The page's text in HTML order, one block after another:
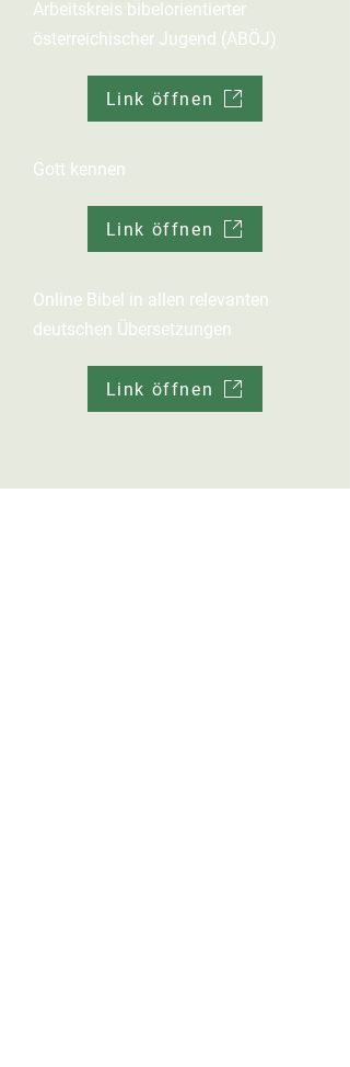
Arbeitskreis bibelorientierter
österreichischer Jugend (ABÖJ)
Link öffnen
Gott kennen
Link öffnen
Online Bibel in allen relevanten
deutschen Übersetzungen
Link öffnen